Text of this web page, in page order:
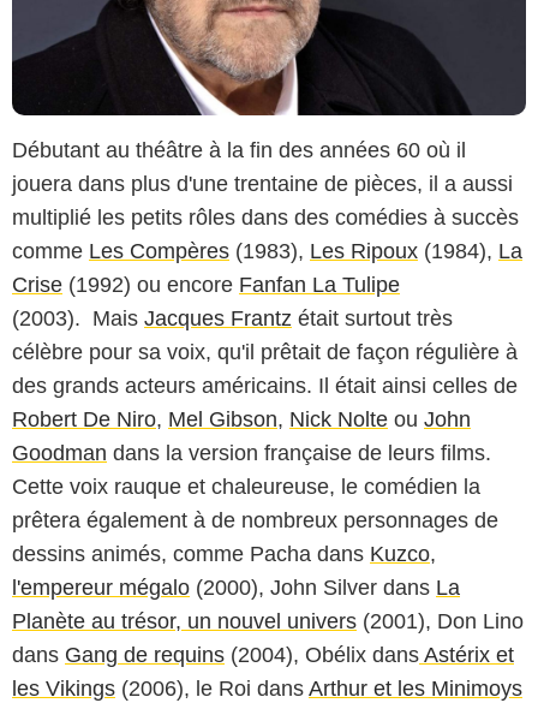
Débutant au théâtre à la fin des années 60 où il
jouera dans plus d'une trentaine de pièces, il a aussi
multiplié les petits rôles dans des comédies à succès
comme Les Compères (1983), Les Ripoux (1984), La
Crise (1992) ou encore Fanfan La Tulipe
(2003). Mais Jacques Frantz était surtout très
célèbre pour sa voix, qu'il prêtait de façon régulière à
des grands acteurs américains. Il était ainsi celles de
Robert De Niro, Mel Gibson, Nick Nolte ou John
Goodman dans la version française de leurs films.
Cette voix rauque et chaleureuse, le comédien la
prêtera également à de nombreux personnages de
dessins animés, comme Pacha dans Kuzco,
l'empereur mégalo (2000), John Silver dans La
Planète au trésor, un nouvel univers (2001), Don Lino
dans Gang de requins (2004), Obélix dans Astérix et
les Vikings (2006), le Roi dans Arthur et les Minimoys